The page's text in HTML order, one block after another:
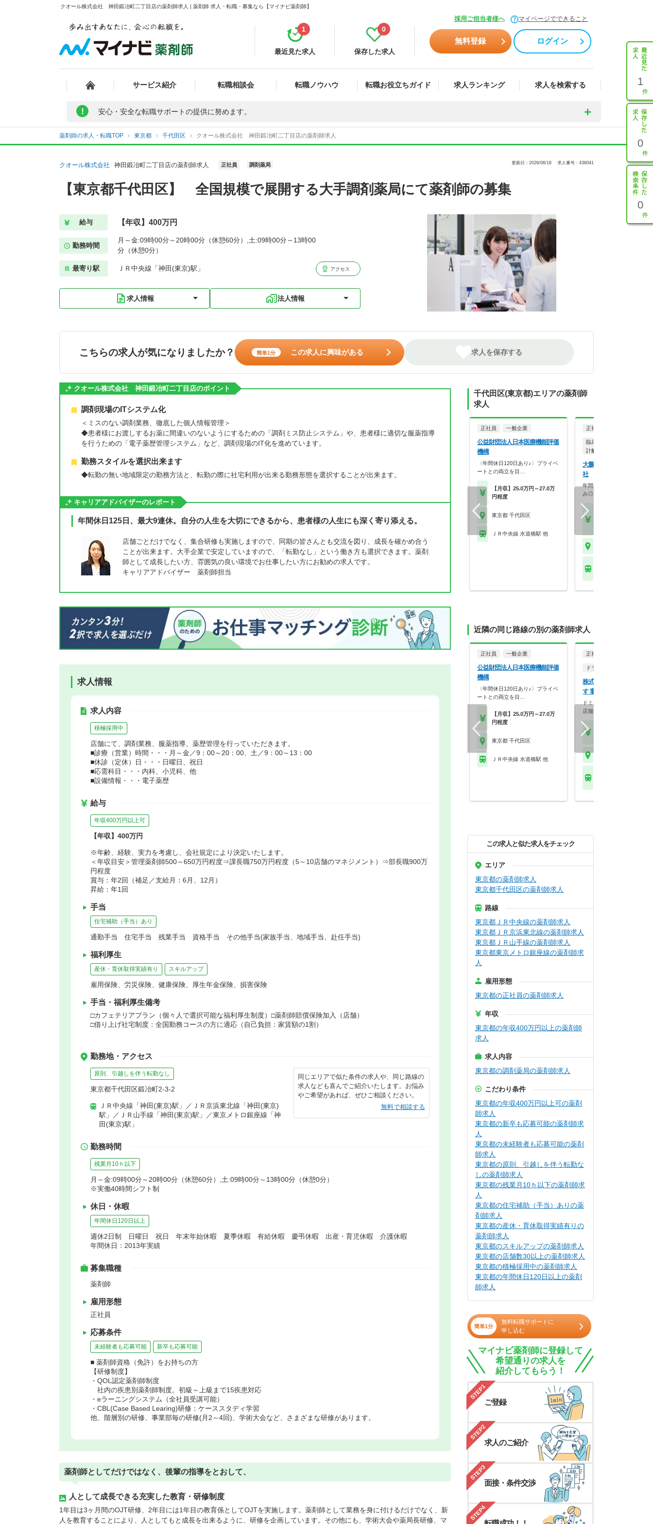
クオール株式会社 神田鍛冶町二丁目店の薬剤師求人 | 薬剤師 求人・転職・募集なら【マイナビ薬剤師】
採用ご担当者様へ マイページでできること
最近見た求人
1
保存した求人
0
無料登録 ログイン
サービス紹介 転職相談会 転職ノウハウ 転職お役立ちガイド 求人ランキング 求人を検索する 1
0
0
! 安心・安全な転職サポートの提供に努めます。
薬剤師の求人・転職TOP 東京都 千代田区 クオール株式会社 神田鍛冶町二丁目店の薬剤師求人
クオール株式会社 神田鍛冶町二丁目店の薬剤師求人 正社員 調剤薬局 更新日：2026/06/18 求人番号：436041
【東京都千代田区】 全国規模で展開する大手調剤薬局にて薬剤師の募集
給与 【年収】400万円
勤務時間
月～金:09時00分～20時00分（休憩60分）,土:09時00分～13時00
分（休憩0分）
最寄り駅 ＪＲ中央線「神田(東京)駅」 アクセス
求人情報 法人情報
こちらの求人が気になりましたか？ 簡単1分 この求人に興味がある 求人を保存する
クオール株式会社 神田鍛冶町二丁目店のポイント
調剤現場のITシステム化
＜ミスのない調剤業務、徹底した個人情報管理＞
◆患者様にお渡しするお薬に間違いのないようにするための「調剤ミス防止システム」や、患者様に適切な服薬指導
を行うための「電子薬歴管理システム」など、調剤現場のIT化を進めています。
勤務スタイルを選択出来ます
◆転勤の無い地域限定の勤務方法と、転勤の際に社宅利用が出来る勤務形態を選択することが出来ます。
キャリアアドバイザーのレポート
年間休日125日、最大9連休。自分の人生を大切にできるから、患者様の人生にも深く寄り添える。
店舗ごとだけでなく、集合研修も実施しますので、同期の皆さんとも交流を図り、成長を確かめ合う
ことが出来ます。大手企業で安定していますので、「転勤なし」という働き方も選択できます。薬剤
師として成長したい方、雰囲気の良い環境でお仕事したい方にお勧めの求人です。
キャリアアドバイザー 薬剤師担当
求人情報
求人内容
積極採用中
店舗にて、調剤業務、服薬指導、薬歴管理を行っていただきます。
■診療（営業）時間・・・月～金／9：00～20：00、土／9：00～13：00
■休診（定休）日・・・日曜日、祝日
■応需科目・・・内科、小児科、他
■設備情報・・・電子薬歴
給与
年収400万円以上可
【年収】400万円
※年齢、経験、実力を考慮し、会社規定により決定いたします。
＜年収目安＞管理薬剤師500～650万円程度⇒課長職750万円程度（5～10店舗のマネジメント）⇒部長職900万
円程度
賞与：年2回（補足／支給月：6月、12月）
昇給：年1回
手当
住宅補助（手当）あり
通勤手当 住宅手当 残業手当 資格手当 その他手当(家族手当、地域手当、赴任手当)
福利厚生
産休・育休取得実績有り スキルアップ
雇用保険、労災保険、健康保険、厚生年金保険、損害保険
手当・福利厚生備考
□カフェテリアプラン（個々人で選択可能な福利厚生制度）□薬剤師賠償保険加入（店舗）
□借り上げ社宅制度：全国勤務コースの方に適応（自己負担：家賃額の1割）
勤務地・アクセス
原則、引越しを伴う転勤なし
東京都千代田区鍛冶町2-3-2
ＪＲ中央線「神田(東京)駅」／ＪＲ京浜東北線「神田(東京)
駅」／ＪＲ山手線「神田(東京)駅」／東京メトロ銀座線「神
田(東京)駅」
同じエリアで似た条件の求人や、同じ路線の
求人なども喜んでご紹介いたします。お悩み
やご希望があれば、ぜひご相談ください。
無料で相談する
勤務時間
残業月10ｈ以下
月～金:09時00分～20時00分（休憩60分）,土:09時00分～13時00分（休憩0分）
※実働40時間シフト制
休日・休暇
年間休日120日以上
週休2日制 日曜日 祝日 年末年始休暇 夏季休暇 有給休暇 慶弔休暇 出産・育児休暇 介護休暇
年間休日：2013年実績
募集職種
薬剤師
雇用形態
正社員
応募条件
未経験者も応募可能 新卒も応募可能
■ 薬剤師資格（免許）をお持ちの方
【研修制度】
・QOL認定薬剤師制度
社内の疾患別薬剤師制度。初級～上級まで15疾患対応
・eラーニングシステム（全社員受講可能）
・CBL(Case Based Learing)研修：ケーススタディ学習
他、階層別の研修、事業部毎の研修(月2～4回)、学術大会など、さまざまな研修があります。
薬剤師としてだけではなく、後輩の指導をとおして、
人として成長できる充実した教育・研修制度
1年目は3ヶ月間のOJT研修、2年目には1年目の教育係としてOJTを実施します。薬剤師として業務を身に付けるだけでなく、新
人を教育することにより、人としてもと成長を出来るように、研修を企画しています。その他にも、学術大会や薬局長研修、マ
千代田区(東京都)エリアの薬剤師
求人
正社員 一般企業
公益財団法人日本医療機能評価
機構
〈年間休日120日あり♪〉プライベ
ートとの両立を目…
【月収】25.0万円～27.0万
円程度
東京都 千代田区
ＪＲ中央線 水道橋駅 他
正社員
臨床開発（QA、QC、DM
計解析など）
大鵬薬品工業株式会社
社
年間休日120日以上＆日祝固
み◎プライベートの…
近隣の同じ路線の別の薬剤師求人
正社員 一般企業
公益財団法人日本医療機能評価
機構
〈年間休日120日あり♪〉プライベ
ートとの両立を目…
【月収】25.0万円～27.0万
円程度
東京都 千代田区
ＪＲ中央線 水道橋駅 他
正社員
ドラッグストア（調剤併設
株式会社ぱぱす どらっ
す 妻恋坂店
ドミナント戦略による地域
店舗を展開し、ドラッ…
この求人と似た求人をチェック
エリア
東京都の薬剤師求人
東京都千代田区の薬剤師求人
路線
東京都ＪＲ中央線の薬剤師求人
東京都ＪＲ京浜東北線の薬剤師求人
東京都ＪＲ山手線の薬剤師求人
東京都東京メトロ銀座線の薬剤師求
人
雇用形態
東京都の正社員の薬剤師求人
年収
東京都の年収400万円以上の薬剤師
求人
求人内容
東京都の調剤薬局の薬剤師求人
こだわり条件
東京都の年収400万円以上可の薬剤
師求人
東京都の新卒も応募可能の薬剤師求
人
東京都の未経験者も応募可能の薬剤
師求人
東京都の原則、引越しを伴う転勤な
しの薬剤師求人
東京都の残業月10ｈ以下の薬剤師求
人
東京都の住宅補助（手当）ありの薬
剤師求人
東京都の産休・育休取得実績有りの
薬剤師求人
東京都のスキルアップの薬剤師求人
東京都の店舗数30以上の薬剤師求人
東京都の積極採用中の薬剤師求人
東京都の年間休日120日以上の薬剤
師求人
簡単1分
無料転職サポートに
申し込む
マイナビ薬剤師に登録して
希望通りの求人を
紹介してもらう！
STEP1
ご登録
STEP2
求人のご紹介
STEP3
面接・条件交渉
STEP4